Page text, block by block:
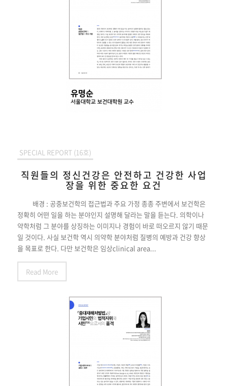
SPECIAL REPORT (16호)
직원들의 정신건강은 안전하고 건강한 사업
장을 위한 중요한 요건
배경 : 공중보건학의 접근법과 주요 가정 종종 주변에서 보건학은
정확히 어떤 일을 하는 분야인지 설명해 달라는 말을 듣는다. 의학이나
약학처럼 그 분야를 상징하는 이미지나 경험이 바로 떠오르지 않기 때문
일 것이다. 사실 보건학 역시 의약학 분야처럼 질병의 예방과 건강 향상
을 목표로 한다. 다만 보건학은 임상clinical area...
Read More